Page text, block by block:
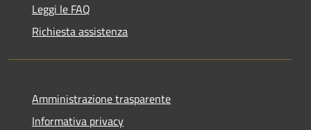
Leggi le FAQ
Richiesta assistenza
Amministrazione trasparente
Informativa privacy